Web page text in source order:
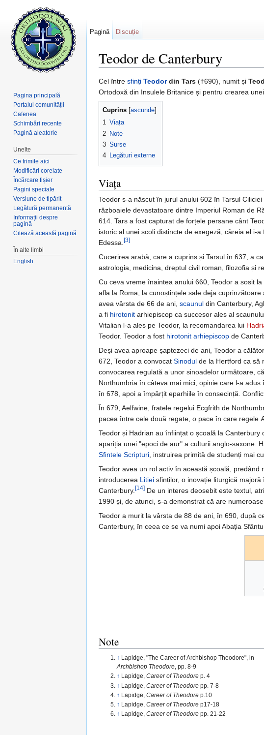
Teodor de Canterbury
Cel între sfinți Teodordin Tars (†690), numit și
Ortodoxă din Insulele Britanice și pentru crearea
Cuprins ascunde
1 Viața
2 Note
3 Surse
4 Legături externe
Viața
Teodor s-a născut în jurul anului 602 în Tarsul
războaiele devastatoare dintre Imperiul Roman de
614. Tars a fost capturat de forțele persane cânt
istoric al unei școli distincte de exegeză, căreia el i-a
Edessa.[3]
Cucerirea arabă, care a cuprins și Tarsul în 637, a
astrologia, medicina, dreptul civil roman, filozofia și
Cu ceva vreme înaintea anului 660, Teodor a sosit
afla la Roma, la cunoștințele sale deja
avea vârsta de 66 de ani, scaunul din Canterbury,
a fi hirotonit arhiepiscop ca succesor ales al
Vitalian l-a ales pe Teodor, la recomandarea lui
Teodor. Teodor a fost hirotonit arhiepiscop de
Deși avea aproape șaptezeci de ani, Teodor a
672, Teodor a convocat Sinodul de la Hertford ca să
convocarea regulată a unor sinoadelor următoare,
Northumbria în câteva mai mici, opinie care l-a
în 678, apoi a împărțit eparhiile în consecință.
În 679, Aelfwine, fratele regelui Ecgfrith de
pacea între cele două regate, o pace în care regele
Teodor și Hadrian au înființat o școală la
apariția unei "epoci de aur" a culturii anglo-saxone.
Sfintele Scripturi, instruirea primită de studenți mai
Teodor avea un rol activ în această școală, predând
introducerea Litiei sfinților, o inovație liturgică majoră
Canterbury.[14] De un interes deosebit este textul,
1990 și, de atunci, s-a demonstrat că are
Teodor a murit la vârsta de 88 de ani, în 690, după
Canterbury, în ceea ce se va numi apoi Abația
Note
↑
Lapidge, "The Career of Archbishop Theodore", in
Archbishop Theodore , pp. 8-9
↑
Lapidge,Career of Theodore p. 4
↑ Lapidge,Career of Theodore pp. 7-8
↑ Lapidge,Career of Theodore p.10
↑ Lapidge,Career of Theodore p17-18
↑ Lapidge,Career of Theodore pp. 21-22
Pagină Discuție
Pagina principală
Portalul comunității
Cafenea
Schimbări recente
Pagină aleatorie
Unelte
Ce trimite aici
Modificări corelate
Încărcare fișier
Pagini speciale
Versiune de tipărit
Legătură permanentă
Informații despre
pagină
Citează această pagină
În alte limbi
English